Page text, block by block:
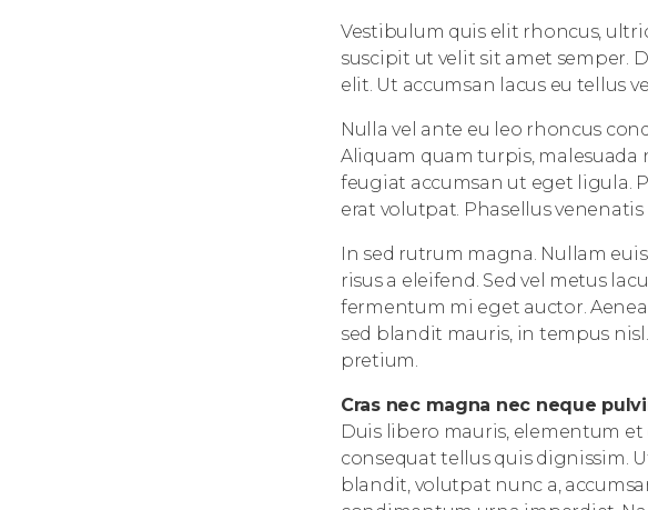
Vestibulum quis elit rhoncus,
suscipit ut velit sit amet semper.
elit. Ut accumsan lacus eu tellus
Nulla vel ante eu leo rhoncus
Aliquam quam turpis, malesuada
feugiat accumsan ut eget ligula.
erat volutpat. Phasellus
In sed rutrum magna. Nullam
risus a eleifend. Sed vel metus
fermentum mi eget auctor.
sed blandit mauris, in tempus
pretium.
Cras nec magna nec neque
Duis libero mauris, elementum et
consequat tellus quis dignissim.
blandit, volutpat nunc a,